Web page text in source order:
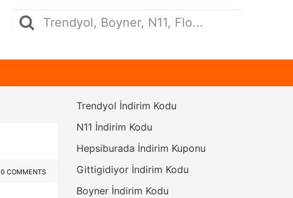
0 COMMENTS
Trendyol İndirim Kodu
N11 İndirim Kodu
Hepsiburada İndirim Kuponu
Gittigidiyor İndirim Kodu
Boyner İndirim Kodu